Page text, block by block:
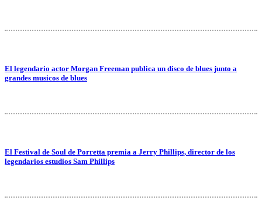
El legendario actor Morgan Freeman publica un disco de blues junto a
grandes musicos de blues
El Festival de Soul de Porretta premia a Jerry Phillips, director de los
legendarios estudios Sam Phillips